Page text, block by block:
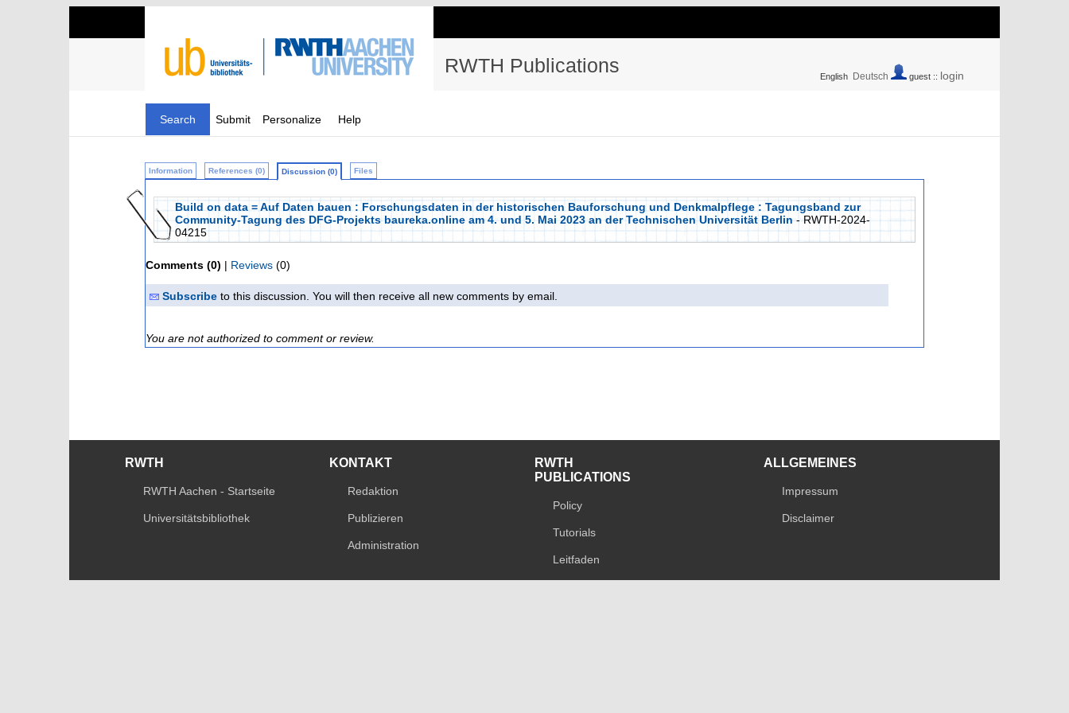
RWTH Publications English Deutsch guest :: login
Search Submit Personalize Help
Information References (0) Discussion (0) Files
Build on data = Auf Daten bauen : Forschungsdaten in der historischen Bauforschung und Denkmalpflege : Tagungsband zur
Community-Tagung des DFG-Projekts baureka.online am 4. und 5. Mai 2023 an der Technischen Universität Berlin- RWTH-2024-
04215
Comments (0) | Reviews (0)
Subscribe to this discussion. You will then receive all new comments by email.
You are not authorized to comment or review.
RWTH
RWTH Aachen - Startseite
Universitätsbibliothek
KONTAKT
Redaktion
Publizieren
Administration
RWTH
PUBLICATIONS
Policy
Tutorials
Leitfaden
ALLGEMEINES
Impressum
Disclaimer